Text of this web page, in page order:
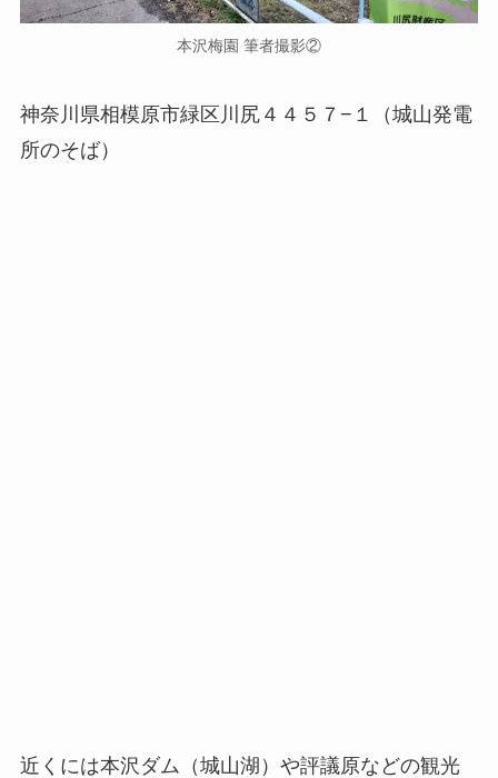
本沢梅園 筆者撮影②
神奈川県相模原市緑区川尻４４５７−１（城山発電
所のそば）
近くには本沢ダム（城山湖）や評議原などの観光